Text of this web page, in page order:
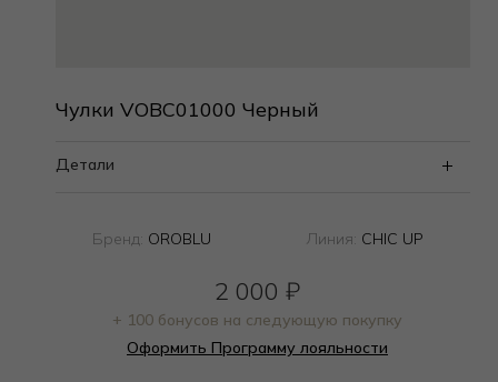
Чулки VOBC01000 Черный
Детали
Бренд: OROBLU Линия: CHIC UP
2 000 ₽
+ 100 бонусов на следующую покупку
Оформить Программу лояльности